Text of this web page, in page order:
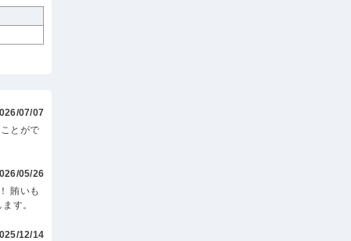
07/07
とがで
05/26
賄いも
す。
12/14